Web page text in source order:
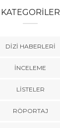
KATEGORILER
DIZI HABERLERI
İNCELEME
LISTELER
RÖPORTAJ